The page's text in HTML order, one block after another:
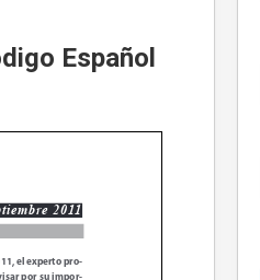
Español